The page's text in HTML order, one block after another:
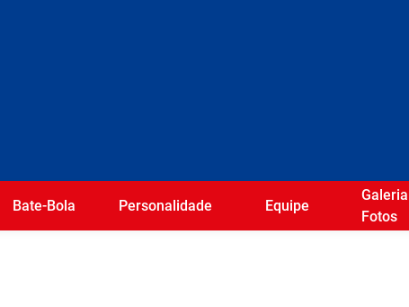
Bate-Bola Personalidade Equipe
Fotos